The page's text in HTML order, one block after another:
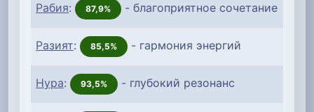
Рабия: 87,9% - благоприятное сочетание
Разият: 85,5% - гармония энергий
Нура: 93,5% - глубокий резонанс